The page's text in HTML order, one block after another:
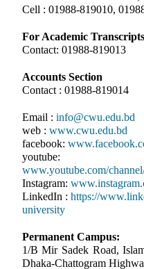
Cell : 01988-819010,
For Academic
Contact: 01988-819013
Accounts Section
Contact : 01988-819014
Email : info@cwu.edu.bd
web : www.cwu.edu.bd
facebook:
youtube:
www.youtube.com/
Instagram:
LinkedIn : https://
university
Permanent Campus:
1/B Mir Sadek Road,
Dhaka-Chattogram